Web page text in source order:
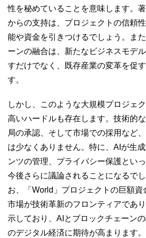
性を秘めていることを意味します。
からの支持は、プロジェクトの信頼
能や資金を引きつけるでしょう。ま
ーンの融合は、新たなビジネスモデ
すだけでなく、既存産業の変革を促
す。
しかし、このような大規模プロジェ
高いハードルも存在します。技術的
局の承認、そして市場での採用など
は少なくありません。特に、AIが生
ンツの管理、プライバシー保護とい
今後さらに議論されることになるで
お、「World」プロジェクトの巨額
市場が技術革新のフロンティアであ
示しており、AIとブロックチェーン
のデジタル経済に期待が高まります。